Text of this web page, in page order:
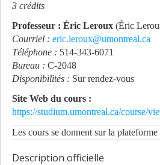
3 crédits
Professeur : Éric Leroux (Éric
Courriel : eric.leroux@umontreal.ca
Téléphone : 514-343-6071
Bureau : C-2048
Disponibilités : Sur rendez-vous
Site Web du cours :
https://studium.umontreal.ca/course/
Les cours se donnent sur la
Description officielle